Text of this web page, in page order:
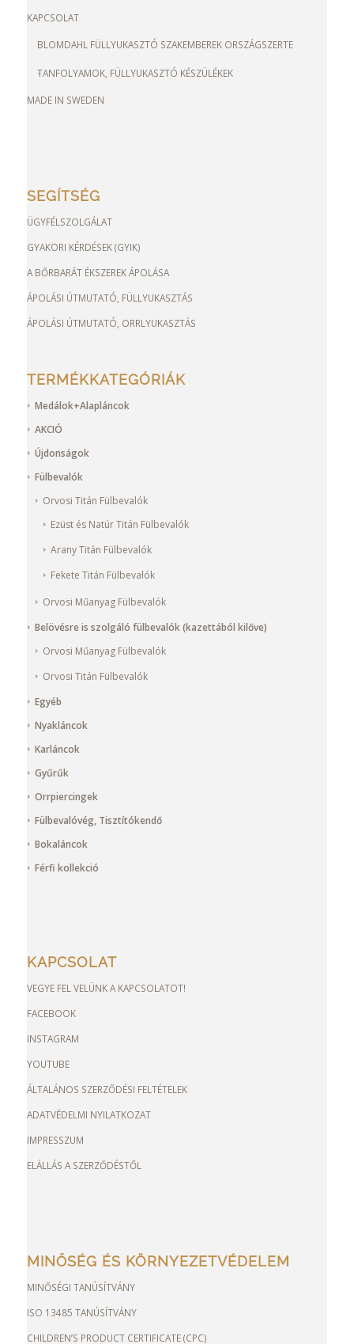
KAPCSOLAT
BLOMDAHL FÜLLYUKASZTÓ SZAKEMBEREK ORSZÁGSZERTE
TANFOLYAMOK, FÜLLYUKASZTÓ KÉSZÜLÉKEK
MADE IN SWEDEN
SEGÍTSÉG
ÜGYFÉLSZOLGÁLAT
GYAKORI KÉRDÉSEK (GYIK)
A BŐRBARÁT ÉKSZEREK ÁPOLÁSA
ÁPOLÁSI ÚTMUTATÓ, FÜLLYUKASZTÁS
ÁPOLÁSI ÚTMUTATÓ, ORRLYUKASZTÁS
TERMÉKKATEGÓRIÁK
Medálok+Alapláncok
AKCIÓ
Újdonságok
Fülbevalók
Orvosi Titán Fülbevalók
Ezüst és Natúr Titán Fülbevalók
Arany Titán Fülbevalók
Fekete Titán Fülbevalók
Orvosi Műanyag Fülbevalók
Belövésre is szolgáló fülbevalók (kazettából kilőve)
Orvosi Műanyag Fülbevalók
Orvosi Titán Fülbevalók
Egyéb
Nyakláncok
Karláncok
Gyűrűk
Orrpiercingek
Fülbevalóvég, Tisztítókendő
Bokaláncok
Férfi kollekció
KAPCSOLAT
VEGYE FEL VELÜNK A KAPCSOLATOT!
FACEBOOK
INSTAGRAM
YOUTUBE
ÁLTALÁNOS SZERZŐDÉSI FELTÉTELEK
ADATVÉDELMI NYILATKOZAT
IMPRESSZUM
ELÁLLÁS A SZERZŐDÉSTŐL
MINŐSÉG ÉS KÖRNYEZETVÉDELEM
MINŐSÉGI TANÚSÍTVÁNY
ISO 13485 TANÚSÍTVÁNY
CHILDREN’S PRODUCT CERTIFICATE (CPC)